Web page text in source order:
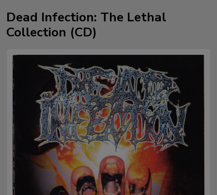
Dead Infection: The Lethal
Collection (CD)